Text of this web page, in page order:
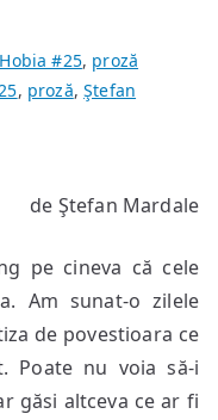
#25, proză
, proză,Ştefan
de Ştefan Mardale
pe cineva că cele
Am sunat-o zilele
de povestioara ce
Poate nu voia să-i
găsi altceva ce ar fi